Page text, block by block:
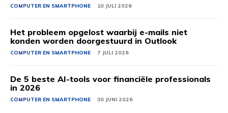
COMPUTER EN SMARTPHONE 10 JULI 2026
Het probleem opgelost waarbij e-mails niet
konden worden doorgestuurd in Outlook
COMPUTER EN SMARTPHONE 7 JULI 2026
De 5 beste AI-tools voor financiële professionals
in 2026
COMPUTER EN SMARTPHONE 30 JUNI 2026